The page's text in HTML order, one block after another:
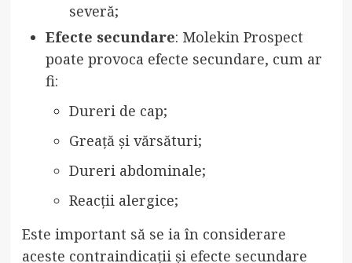
severă;
Efecte secundare: Molekin Prospect
poate provoca efecte secundare, cum ar
fi:
Dureri de cap;
Greață și vărsături;
Dureri abdominale;
Reacții alergice;
Este important să se ia în considerare
aceste contraindicații și efecte secundare